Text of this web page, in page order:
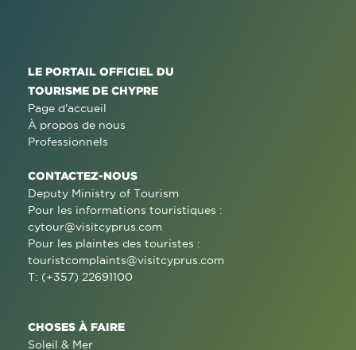
LE PORTAIL OFFICIEL DU
TOURISME DE CHYPRE
Page d'accueil
À propos de nous
Professionnels
CONTACTEZ-NOUS
Deputy Ministry of Tourism
Pour les informations touristiques :
cytour@visitcyprus.com
Pour les plaintes des touristes :
touristcomplaints@visitcyprus.com
T: (+357) 22691100
CHOSES À FAIRE
Soleil & Mer